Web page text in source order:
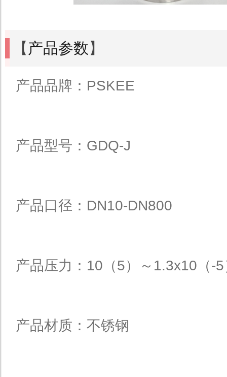
【 产品参数 】
产品品牌：PSKEE
产品型号：GDQ-J
产品口径：DN10-DN800
产品压力：10（5）～1.3x10（-5
产品材质：不锈钢